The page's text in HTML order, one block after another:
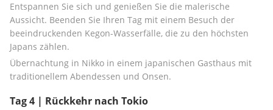
Entspannen Sie sich und genießen Sie die malerische
Aussicht. Beenden Sie Ihren Tag mit einem Besuch der
beeindruckenden Kegon-Wasserfälle, die zu den höchsten
Japans zählen.
Übernachtung in Nikko in einem japanischen Gasthaus mit
traditionellem Abendessen und Onsen.
Tag 4 | Rückkehr nach Tokio